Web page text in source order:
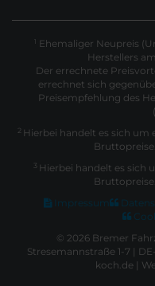
1 Ehemaliger Neupreis
Herstellers
Der errechnete
errechnet sich
Preisempfehlung des
2 Hierbei handelt es sich um
3 Hierbei handelt es sich
Impressum
© 2026 Bremer
Stresemannstraße 1-7 |
koch.de |